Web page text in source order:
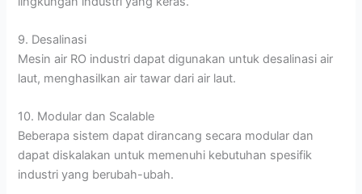
9. Desalinasi
Mesin air RO industri dapat digunakan untuk desalinasi air
laut, menghasilkan air tawar dari air laut.
10. Modular dan Scalable
Beberapa sistem dapat dirancang secara modular dan
dapat diskalakan untuk memenuhi kebutuhan spesifik
industri yang berubah-ubah.